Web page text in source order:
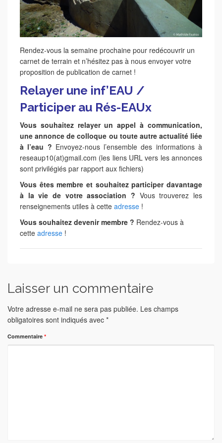
Rendez-vous la semaine prochaine pour redécouvrir un
carnet de terrain et n’hésitez pas à nous envoyer votre
proposition de publication de carnet !
Relayer une inf’EAU /
Participer au Rés-EAUx
Vous souhaitez relayer un appel à communication,
une annonce de colloque ou toute autre actualité liée
à l’eau ? Envoyez-nous l’ensemble des informations à
reseaup10(at)gmail.com (les liens URL vers les annonces
sont privilégiés par rapport aux fichiers)
Vous êtes membre et souhaitez participer davantage
à la vie de votre association ? Vous trouverez les
renseignements utiles à cette adresse !
Vous souhaitez devenir membre ? Rendez-vous à
cette adresse !
Laisser un commentaire
Votre adresse e-mail ne sera pas publiée. Les champs
obligatoires sont indiqués avec *
Commentaire *